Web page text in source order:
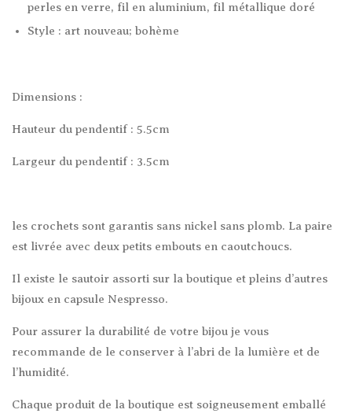
perles en verre, fil en aluminium, fil métallique doré
Style : art nouveau; bohème
Dimensions :
Hauteur du pendentif : 5.5cm
Largeur du pendentif : 3.5cm
les crochets sont garantis sans nickel sans plomb. La paire
est livrée avec deux petits embouts en caoutchoucs.
Il existe le sautoir assorti sur la boutique et pleins d’autres
bijoux en capsule Nespresso.
Pour assurer la durabilité de votre bijou je vous
recommande de le conserver à l’abri de la lumière et de
l’humidité.
Chaque produit de la boutique est soigneusement emballé